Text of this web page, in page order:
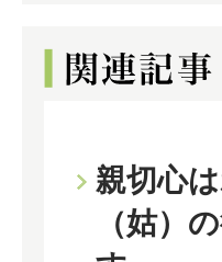
親切心
（姑）